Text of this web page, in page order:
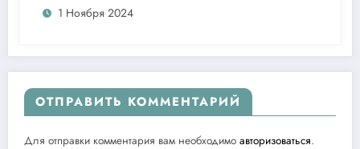
1 Ноября 2024
ОТПРАВИТЬ КОММЕНТАРИЙ
Для отправки комментария вам необходимо авторизоваться.